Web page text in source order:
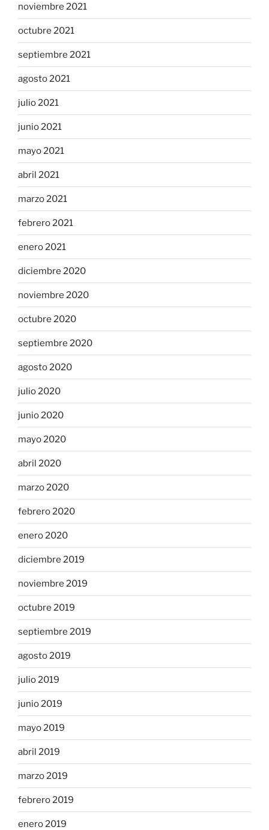
noviembre 2021
octubre 2021
septiembre 2021
agosto 2021
julio 2021
junio 2021
mayo 2021
abril 2021
marzo 2021
febrero 2021
enero 2021
diciembre 2020
noviembre 2020
octubre 2020
septiembre 2020
agosto 2020
julio 2020
junio 2020
mayo 2020
abril 2020
marzo 2020
febrero 2020
enero 2020
diciembre 2019
noviembre 2019
octubre 2019
septiembre 2019
agosto 2019
julio 2019
junio 2019
mayo 2019
abril 2019
marzo 2019
febrero 2019
enero 2019